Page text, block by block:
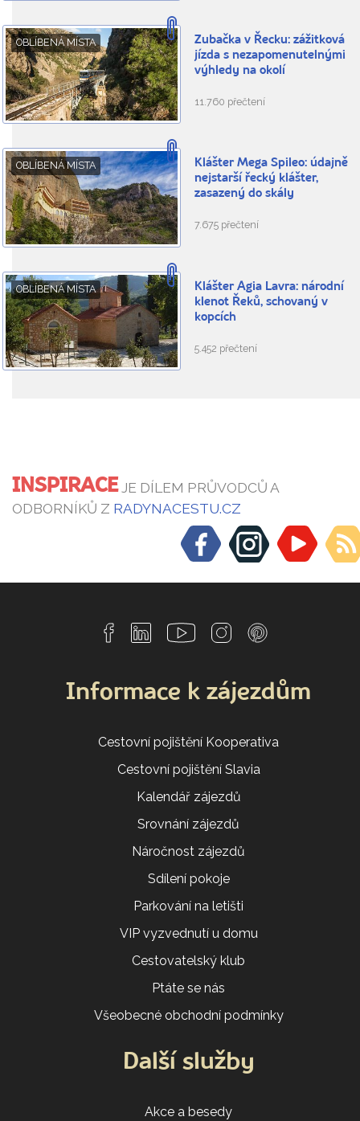
OBLÍBENÁ MÍSTA
Zubačka v Řecku: zážitková
jízda s nezapomenutelnými
výhledy na okolí
11.760 přečtení
OBLÍBENÁ MÍSTA
Klášter Mega Spileo: údajně
nejstarší řecký klášter,
zasazený do skály
7.675 přečtení
OBLÍBENÁ MÍSTA
Klášter Agia Lavra: národní
klenot Řeků, schovaný v
kopcích
5.452 přečtení
INSPIRACEJE DÍLEM PRŮVODCŮ A
ODBORNÍKŮ Z RADYNACESTU.CZ
Informace k zájezdům
Cestovní pojištění Kooperativa
Cestovní pojištění Slavia
Kalendář zájezdů
Srovnání zájezdů
Náročnost zájezdů
Sdílení pokoje
Parkování na letišti
VIP vyzvednutí u domu
Cestovatelský klub
Ptáte se nás
Všeobecné obchodní podmínky
Další služby
Akce a besedy